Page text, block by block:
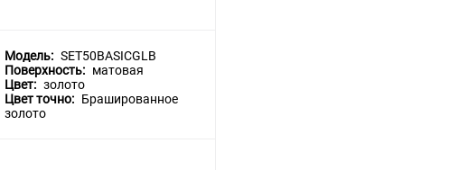
Модель: SET50BASICGLB
Поверхность: матовая
Цвет: золото
Цвет точно: Брашированное
золото